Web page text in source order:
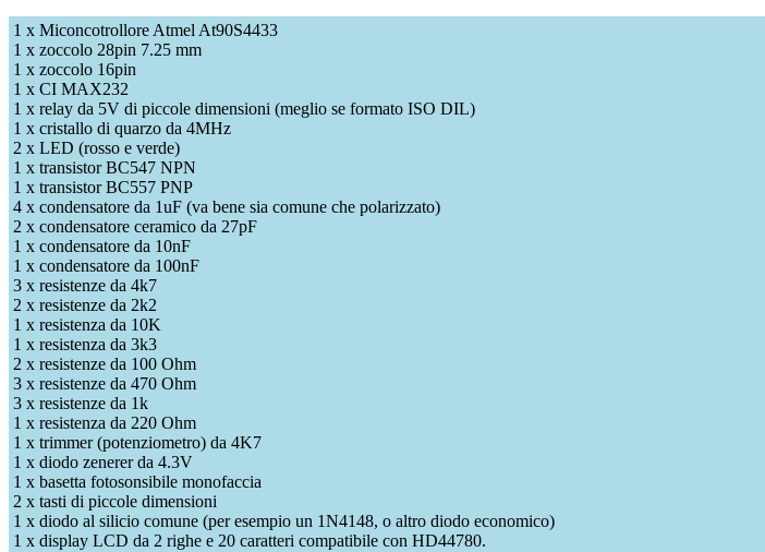
1 x Miconcotrollore Atmel At90S4433
1 x zoccolo 28pin 7.25 mm
1 x zoccolo 16pin
1 x CI MAX232
1 x relay da 5V di piccole dimensioni (meglio se formato ISO DIL)
1 x cristallo di quarzo da 4MHz
2 x LED (rosso e verde)
1 x transistor BC547 NPN
1 x transistor BC557 PNP
4 x condensatore da 1uF (va bene sia comune che polarizzato)
2 x condensatore ceramico da 27pF
1 x condensatore da 10nF
1 x condensatore da 100nF
3 x resistenze da 4k7
2 x resistenze da 2k2
1 x resistenza da 10K
1 x resistenza da 3k3
2 x resistenze da 100 Ohm
3 x resistenze da 470 Ohm
3 x resistenze da 1k
1 x resistenza da 220 Ohm
1 x trimmer (potenziometro) da 4K7
1 x diodo zenerer da 4.3V
1 x basetta fotosonsibile monofaccia
2 x tasti di piccole dimensioni
1 x diodo al silicio comune (per esempio un 1N4148, o altro diodo economico)
1 x display LCD da 2 righe e 20 caratteri compatibile con HD44780.